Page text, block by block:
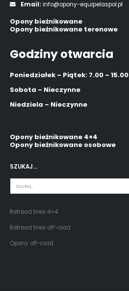
Email: info@opony-equipelaspol.pl
Opony bieżnikowane
Opony bieżnikowane terenowe
Godziny otwarcia
Poniedziałek – Piątek: 7.00 – 15.00
Sobota – Nieczynne
Niedziela – Nieczynne
Opony bieżnikowane 4×4
Opony bieżnikowane osobowe
SZUKAJ…
Retread tires 4×4
Retread tires off-road
Opony off-road